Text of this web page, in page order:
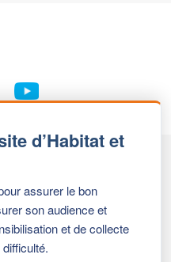
d’Habitat et
assurer le bon
son audience et
et de collecte